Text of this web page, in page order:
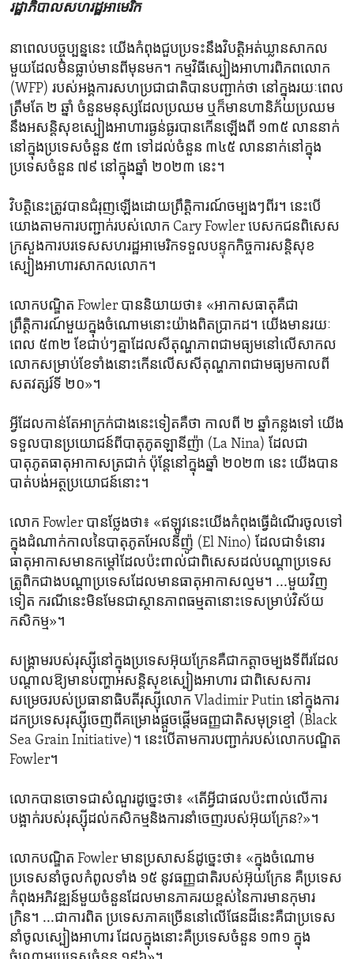
រដ្ឋាភិបាល​សហរដ្ឋ​អាមេរិក
នា​ពេល​បច្ចុប្បន្ន​នេះ យើង​កំពុង​ជួប​ប្រទះ​នឹង​វិបត្តិ​អត់​ឃ្លាន​សាកល​
មួយ​ដែល​មិន​ធ្លាប់​មាន​ពី​មុន​មក។ កម្មវិធី​ស្បៀង​អាហារ​ពិភពលោក
(WFP) របស់​អង្គការ​សហប្រជាជាតិ​បាន​បញ្ជាក់​ថា នៅ​ក្នុង​រយៈពេល​
ត្រឹមតែ ២ ឆ្នាំ ចំនួន​មនុស្ស​ដែល​ប្រឈម​ ឬ​ក៏​មាន​ហានិភ័យ​ប្រឈម​
នឹង​អសន្តិសុខ​ស្បៀង​អាហារ​ធ្ងន់ធ្ងរ​បាន​កើន​ឡើង​ពី ១៣៥ លាន​នាក់​
នៅ​ក្នុង​ប្រទេស​ចំនួន ៥៣ ទៅ​ដល់​ចំនួន ៣៤៥ លាន​នាក់​នៅ​ក្នុង​
ប្រទេស​ចំនួន ៧៩ នៅ​ក្នុង​ឆ្នាំ ២០២៣ នេះ។
វិបត្តិ​នេះ​ត្រូវ​បាន​ជំរុញ​ឡើង​ដោយ​ព្រឹត្តិការណ៍​ចម្បងៗ​ពីរ។ នេះ​បើ​
យោង​តាម​ការ​បញ្ជាក់​របស់​លោក Cary Fowler បេសកជន​ពិសេស​
ក្រសួង​ការបរទេស​សហរដ្ឋ​អាមេរិក​ទទួល​បន្ទុក​កិច្ចការ​សន្តិសុខ​
ស្បៀង​អាហារ​សាកលលោក។
លោក​បណ្ឌិត Fowler បាន​និយាយ​ថា៖ «អាកាសធាតុ​គឺ​ជា​
ព្រឹត្តិការណ៍​មួយ​ក្នុង​ចំណោម​នោះ​យ៉ាង​ពិត​ប្រាកដ។ យើង​មាន​រយៈ
ពេល ៥៣២ ខែ​ជាប់​ៗ​គ្នា​ដែល​សីតុណ្ហភាព​ជា​មធ្យម​នៅ​លើ​សាកល
លោក​សម្រាប់​ខែ​ទាំង​នោះ​កើន​លើស​សីតុណ្ហភាព​ជា​មធ្យម​កាលពី​
សតវត្សរ៍​ទី ២០»។
អ្វី​ដែល​កាន់តែ​អាក្រក់​ជាង​នេះ​ទៀត​គឺ​ថា​ កាលពី ២ ឆ្នាំ​កន្លង​ទៅ យើង​
ទទួល​បាន​ប្រយោជន៍​ពី​បាតុភូត​ឡានីញ៉ា (La Nina) ដែល​ជា​
បាតុភូត​ធាតុអាកាស​ត្រជាក់ ប៉ុន្តែ​នៅ​ក្នុង​ឆ្នាំ ២០២៣ នេះ យើង​បាន​
បាត់បង់​អត្ថ​ប្រយោជន៍​នោះ។
លោក Fowler បាន​ថ្លែង​ថា៖ «ឥឡូវ​នេះ​យើង​កំពុង​ធ្វើ​ដំណើរ​ចូល​ទៅ​
ក្នុង​ដំណាក់កាល​នៃ​បាតុភូត​អែលនីញ៉ូ (El Nino) ដែល​ជា​ទំនោរ​
ធាតុអាកាស​មាន​កម្ដៅ​ដែល​ប៉ះពាល់​ជា​ពិសេស​ដល់​បណ្ដា​ប្រទេស​
ត្រូពិក​ជាង​បណ្ដា​ប្រទេស​ដែល​មាន​ធាតុអាកាស​ល្មម។ ...មួយ​វិញ​
ទៀត ករណី​នេះ​មិន​មែន​ជា​ស្ថានភាព​ធម្មតា​នោះ​ទេ​សម្រាប់​វិស័យ​
កសិកម្ម»។
សង្គ្រាម​របស់​រុស្ស៊ី​នៅ​ក្នុង​ប្រទេស​អ៊ុយក្រែន​គឺ​ជា​កត្តា​ចម្បង​ទី​ពីរ​ដែល​
បណ្ដាល​ឱ្យ​មាន​បញ្ហា​អសន្តិសុខ​ស្បៀង​អាហារ ជាពិសេស​ការ​
សម្រេច​របស់​ប្រធានាធិបតី​រុស្ស៊ី​លោក Vladimir Putin នៅ​ក្នុង​ការ​
ដក​ប្រទេស​រុស្ស៊ី​ចេញ​ពី​គម្រោង​ផ្ដួចផ្ដើម​ធញ្ញជាតិ​សមុទ្រ​ខ្មៅ (Black
Sea Grain Initiative)។ នេះ​បើ​តាម​ការ​បញ្ជាក់​របស់​លោក​បណ្ឌិត
Fowler។
លោក​បាន​ចោទ​ជា​សំណួរ​ដូច្នេះ​ថា៖ «តើ​អ្វី​ជា​ផល​ប៉ះពាល់​លើ​ការ​
បង្អាក់​របស់​រុស្ស៊ី​ដល់​កសិកម្ម​និង​ការ​នាំចេញ​របស់​អ៊ុយក្រែន?»។
លោក​បណ្ឌិត Fowler មាន​ប្រសាសន៍​ដូច្នេះ​ថា៖ «ក្នុង​ចំណោម​
ប្រទេស​នាំ​ចូល​កំពូល​ទាំង ១៥ នូវ​ធញ្ញជាតិ​របស់​អ៊ុយក្រែន ​គឺ​ប្រទេស​
កំពុង​អភិវឌ្ឍន៍​មួយ​ចំនួន​ដែល​មាន​ភាគរយ​ខ្ពស់​នៃ​ការ​មាន​កុមារ​
ក្រិន។ ...ជាការពិត ប្រទេស​ភាគ​ច្រើន​នៅ​លើ​ផែនដី​នេះ​គឺ​ជា​ប្រទេស​
នាំចូល​ស្បៀង​អាហារ ដែល​ក្នុង​នោះ​គឺ​ប្រទេស​ចំនួន ១៣១ ក្នុង​